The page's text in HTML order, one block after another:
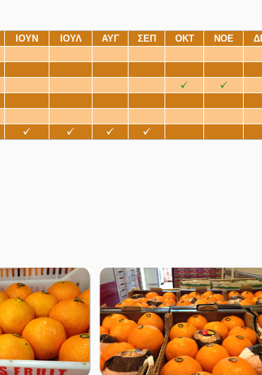
ΙΟΥΝ ΙΟΥΛ ΑΥΓ ΣΕΠ ΟΚΤ ΝΟΕ